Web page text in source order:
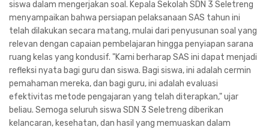
siswa dalam mengerjakan soal. Kepala Sekolah SDN 3 Seletreng
menyampaikan bahwa persiapan pelaksanaan SAS tahun ini
telah dilakukan secara matang, mulai dari penyusunan soal yang
relevan dengan capaian pembelajaran hingga penyiapan sarana
ruang kelas yang kondusif. "Kami berharap SAS ini dapat menjadi
refleksi nyata bagi guru dan siswa. Bagi siswa, ini adalah cermin
pemahaman mereka, dan bagi guru, ini adalah evaluasi
efektivitas metode pengajaran yang telah diterapkan," ujar
beliau. Semoga seluruh siswa SDN 3 Seletreng diberikan
kelancaran, kesehatan, dan hasil yang memuaskan dalam